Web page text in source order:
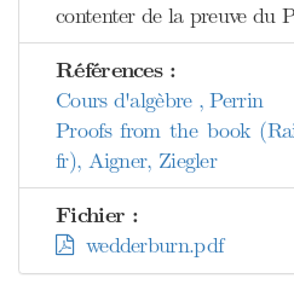
contenter de la preuve du
Références :
Cours d'algèbre , Perrin
Proofs from the book
fr), Aigner, Ziegler
Fichier :
wedderburn.pdf